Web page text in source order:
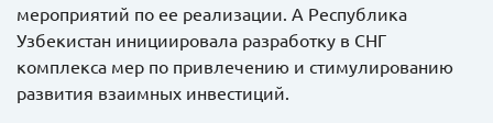
мероприятий по ее реализации. А Республика
Узбекистан инициировала разработку в СНГ
комплекса мер по привлечению и стимулированию
развития взаимных инвестиций.